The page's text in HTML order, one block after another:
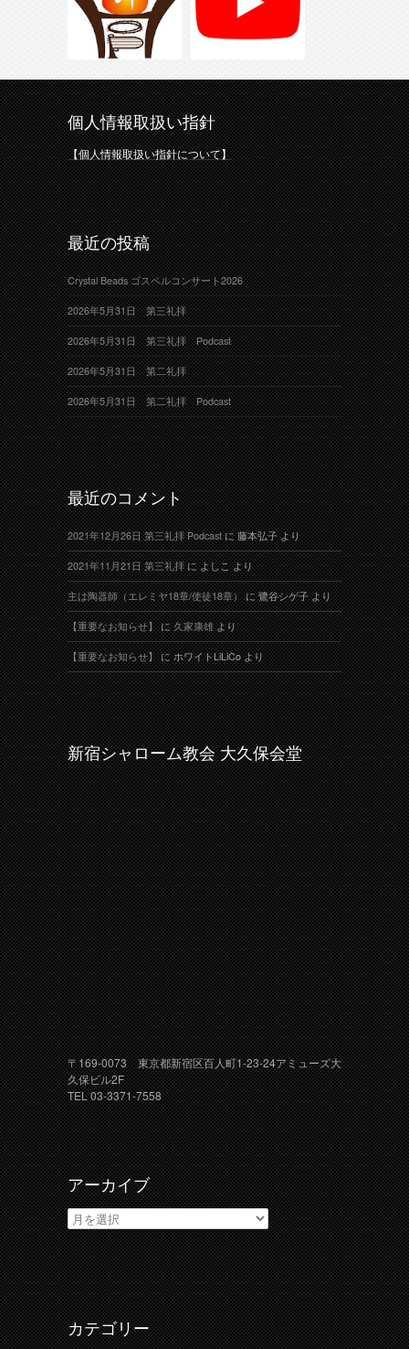
個人情報取扱い指針
【個人情報取扱い指針について】
最近の投稿
Crystal Beads ゴスペルコンサート2026
2026年5月31日 第三礼拝
2026年5月31日 第三礼拝 Podcast
2026年5月31日 第二礼拝
2026年5月31日 第二礼拝 Podcast
最近のコメント
2021年12月26日 第三礼拝 Podcastに藤本弘子より
2021年11月21日 第三礼拝によしこより
主は陶器師（エレミヤ18章/使徒18章）に鷺谷シゲ子より
【重要なお知らせ】に久家康雄より
【重要なお知らせ】にホワイトLiLiCoより
新宿シャローム教会 大久保会堂
〒169-0073 東京都新宿区百人町1-23-24アミューズ大
久保ビル2F
TEL 03-3371-7558
アーカイブ
ア
ー
カ
イ
ブ
カテゴリー